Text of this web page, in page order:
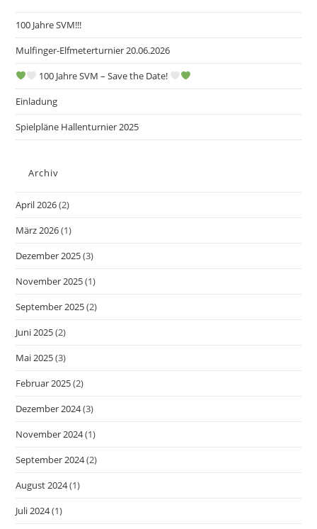
100 Jahre SVM!!!
Mulfinger-Elfmeterturnier 20.06.2026
100 Jahre SVM – Save the Date!
Einladung
Spielpläne Hallenturnier 2025
Archiv
April 2026(2)
März 2026(1)
Dezember 2025(3)
November 2025(1)
September 2025(2)
Juni 2025(2)
Mai 2025(3)
Februar 2025(2)
Dezember 2024(3)
November 2024(1)
September 2024(2)
August 2024(1)
Juli 2024(1)